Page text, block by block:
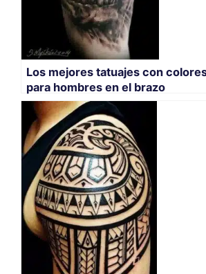
Los mejores tatuajes con
para hombres en el brazo